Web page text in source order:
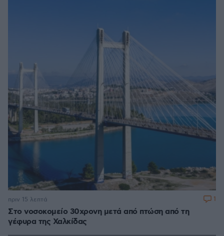
Στο νοσοκομείο 30χρονη μετά από πτώση από τη
γέφυρα της Χαλκίδας
πριν 15 λεπτά 1